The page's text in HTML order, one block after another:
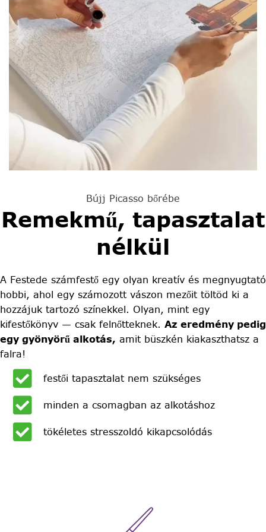
Bújj Picasso bőrébe
Remekmű, tapasztalat
nélkül
A Festede számfestő egy olyan kreatív és megnyugtató
hobbi, ahol egy számozott vászon mezőit töltöd ki a
hozzájuk tartozó színekkel. Olyan, mint egy
kifestőkönyv — csak felnőtteknek. Az eredmény pedig
egy gyönyörű alkotás, amit büszkén kiakaszthatsz a
falra!
festői tapasztalat nem szükséges
minden a csomagban az alkotáshoz
tökéletes stresszoldó kikapcsolódás